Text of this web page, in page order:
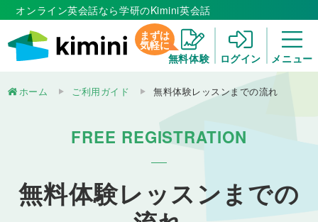
オンライン英会話なら学研のKimini英会話
まずは
気軽に
無料体験
ログイン メニュー
ホーム ご利用ガイド 無料体験レッスンまでの流れ
FREE REGISTRATION
無料体験レッスンまでの